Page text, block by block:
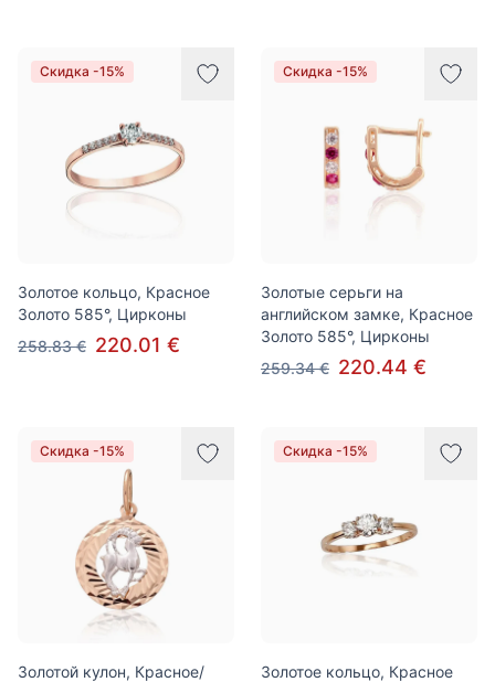
Скидка -15%
Золотое кольцо, Красное
Золото 585°, Цирконы
258.83 € 220.01 €
Скидка -15%
Золотые серьги на
английском замке, Красное
Золото 585°, Цирконы
259.34 € 220.44 €
Скидка -15%
Золотой кулон, Красное/
Скидка -15%
Золотое кольцо, Красное